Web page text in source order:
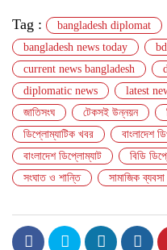
Tag : bangladesh diplomat
bangladesh news today
current news bangladesh
diplomatic news
latest
জাতিসংঘ
টেকসই উন্নয়ন
ডিপ্লোম্যাটিক খবর
বাংলাদেশ
বাংলাদেশ ডিপ্লোম্যাট
বিডি
সংঘাত ও শান্তি
সামাজিক ব্যবসা